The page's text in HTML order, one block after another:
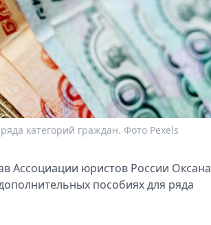
категорий граждан. Фото Pexels
Ассоциации юристов России Оксана
пособиях для ряда